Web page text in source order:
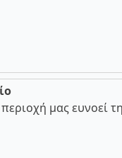
μας ευνοεί